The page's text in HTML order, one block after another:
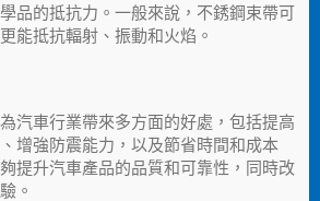
品的抵抗力。一般來說，不銹鋼束帶可
能抵抗輻射、振動和火焰。
汽車行業帶來多方面的好處，包括提高
增強防震能力，以及節省時間和成本
提升汽車產品的品質和可靠性，同時改
。